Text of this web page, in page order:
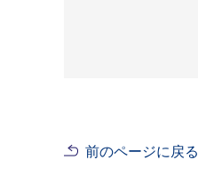
前のページに戻る